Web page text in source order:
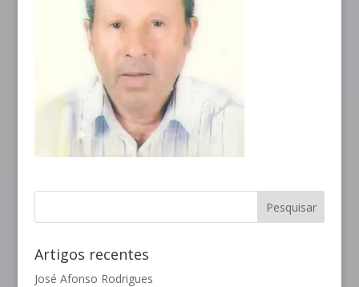
Artigos recentes
José Afonso Rodrigues